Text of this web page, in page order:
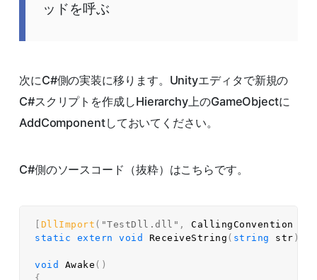
ッドを呼ぶ
次にC#側の実装に移ります。Unityエディタで新規の
C#スクリプトを作成しHierarchy上のGameObjectに
AddComponentしておいてください。
C#側のソースコード（抜粋）はこちらです。
DllImport ( "TestDll.dll" , CallingConvention
static
extern void ReceiveString ( string str )
void Awake ( )